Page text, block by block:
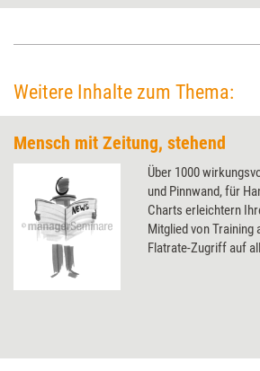
Weitere Inhalte zum Thema:
Mensch mit Zeitung, stehend
Über 1000
und Pinnwand, für
Charts erleichtern
Mitglied von Training
Flatrate-Zugriff auf